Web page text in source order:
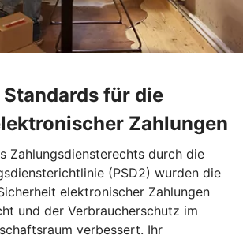
für die
Zahlungen
Zahlungsdiensterechts durch die
(PSD2) wurden die
elektronischer Zahlungen
und der Verbraucherschutz im
verbessert. Ihr